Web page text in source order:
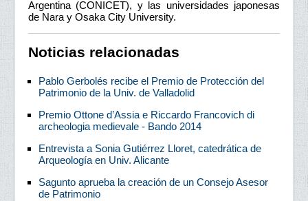
Argentina (CONICET), y las universidades japonesas
de Nara y Osaka City University.
Noticias relacionadas
Pablo Gerbolés recibe el Premio de Protección del
Patrimonio de la Univ. de Valladolid
Premio Ottone d’Assia e Riccardo Francovich di
archeologia medievale - Bando 2014
Entrevista a Sonia Gutiérrez Lloret, catedrática de
Arqueología en Univ. Alicante
Sagunto aprueba la creación de un Consejo Asesor
de Patrimonio